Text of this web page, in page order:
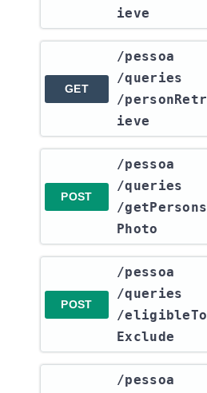
ieve
GET
​/pessoa​
/queries​
/personRetr
ieve
POST
​/pessoa​
/queries​
/getPersons
Photo
POST
​/pessoa​
/queries​
/eligibleTo
Exclude
​/pessoa​